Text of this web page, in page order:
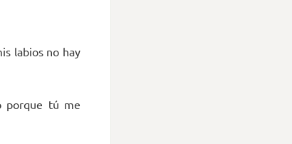
labios no hay
porque tú me